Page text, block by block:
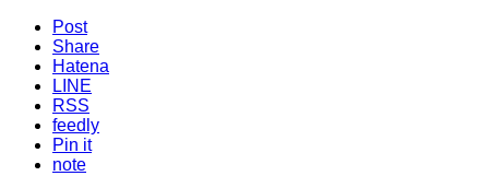
Post
Share
Hatena
LINE
RSS
feedly
Pin it
note